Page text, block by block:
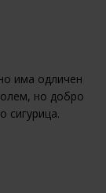
има одличен
но добро
сигурица.